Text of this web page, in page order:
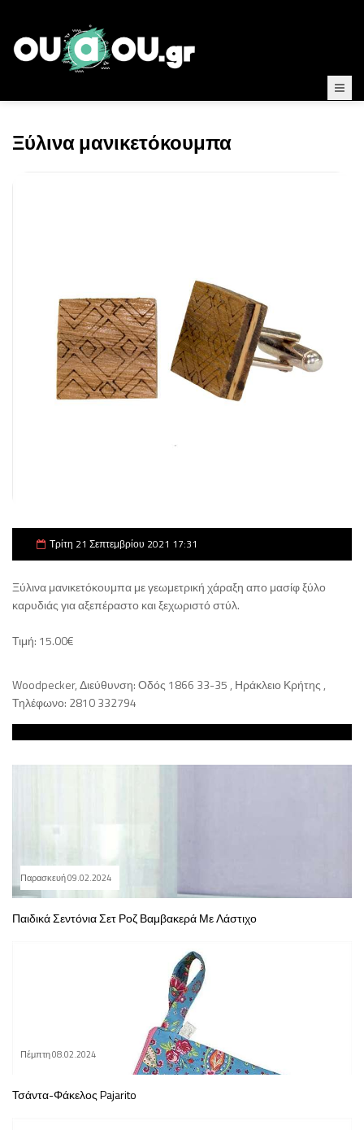
Ξύλινα μανικετόκουμπα
Τρίτη 21 Σεπτεμβρίου 2021 17:31
Ξύλινα μανικετόκουμπα με γεωμετρική χάραξη απο μασίφ ξύλο
καρυδιάς για αξεπέραστο και ξεχωριστό στύλ.
Τιμή: 15.00€
Woodpecker, Διεύθυνση: Οδός 1866 33-35 , Ηράκλειο Κρήτης ,
Τηλέφωνο: 2810 332794
Παρασκευή 09.02.2024
Παιδικά Σεντόνια Σετ Ροζ Βαμβακερά Με Λάστιχο
Πέμπτη 08.02.2024
Τσάντα-Φάκελος Pajarito